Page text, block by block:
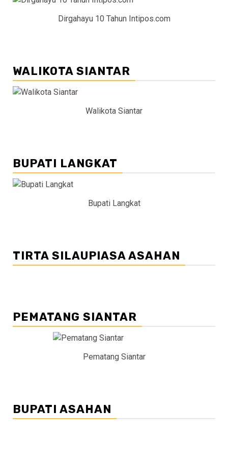
Dirgahayu 10 Tahun Intipos.com
WALIKOTA SIANTAR
Walikota Siantar
BUPATI LANGKAT
Bupati Langkat
TIRTA SILAUPIASA ASAHAN
PEMATANG SIANTAR
Pematang Siantar
BUPATI ASAHAN